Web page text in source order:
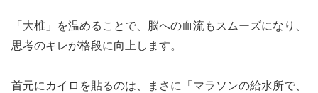
「大椎」を温めることで、脳への血流もスムーズになり、
思考のキレが格段に向上します。
首元にカイロを貼るのは、まさに「マラソンの給水所で、